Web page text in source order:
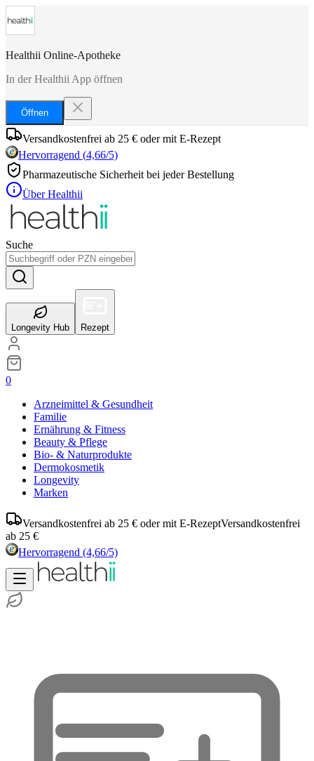
Healthii Online-Apotheke
In der Healthii App öffnen
Öffnen
Versandkostenfrei ab 25 € oder mit E-Rezept
Hervorragend (4,66/5)
Pharmazeutische Sicherheit bei jeder Bestellung
Über Healthii
Suche
Longevity Hub Rezept
0
Arzneimittel & Gesundheit
Familie
Ernährung & Fitness
Beauty & Pflege
Bio- & Naturprodukte
Dermokosmetik
Longevity
Marken
Versandkostenfrei ab 25 € oder mit E-RezeptVersandkostenfrei
ab 25 €
Hervorragend (4,66/5)